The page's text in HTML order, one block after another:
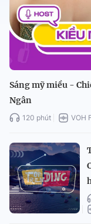
Sáng mỹ miều -
Ngân
120 phút VOH